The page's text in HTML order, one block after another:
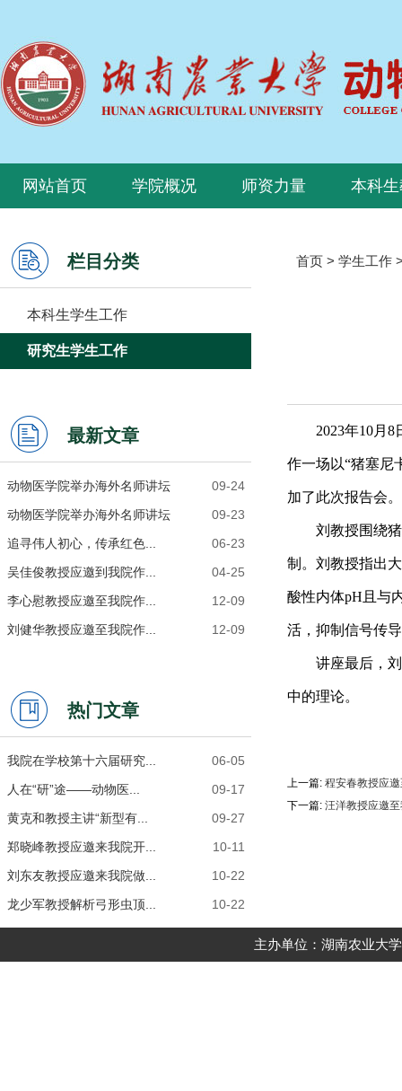
网站首页 学院概况 师资力量 本科
栏目分类
本科生学生工作
研究生学生工作
最新文章
09-24
动物医学院举办海外名师讲坛
09-23
动物医学院举办海外名师讲坛
06-23
追寻伟人初心，传承红色...
04-25
吴佳俊教授应邀到我院作...
12-09
李心慰教授应邀至我院作...
12-09
刘健华教授应邀至我院作...
热门文章
06-05
我院在学校第十六届研究...
09-17
人在“研”途——动物医...
09-27
黄克和教授主讲“新型有...
10-11
郑晓峰教授应邀来我院开...
10-22
刘东友教授应邀来我院做...
10-22
龙少军教授解析弓形虫顶...
首页 > 学生工作
2023年10月8
作一场以“猪塞尼
加了此次报告会。
刘教授围绕
制。刘教授指出
酸性内体pH且与
活，抑制信号传
讲座最后，
中的理论。
上一篇: 程安春教授应
下一篇: 汪洋教授应邀
主办单位：湖南农业大